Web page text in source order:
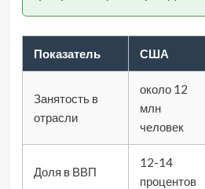
Показатель США
Занятость в
отрасли
около 12
млн
человек
Доля в ВВП
12-14
процентов